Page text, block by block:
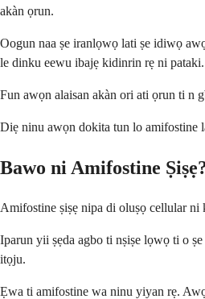
akàn ọrun.
Oogun naa ṣe iranlọwọ lati ṣe idiwọ
le dinku eewu ibajẹ kidinrin rẹ ni pataki.
Fun awọn alaisan akàn ori ati ọrun ti n
Diẹ ninu awọn dokita tun lo amifostine
Bawo ni Amifostine
Amifostine ṣiṣẹ nipa di oluṣọ cellular ni
Iparun yii ṣẹda agbo ti nṣiṣe lọwọ ti o
itọju.
Ẹwa ti amifostine wa ninu yiyan rẹ.